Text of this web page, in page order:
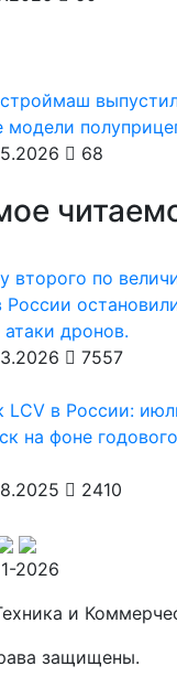
модели
68
второго по
атаки дронов.
7557
LCV в России:
на фоне годового
2410
2026
и
защищены.